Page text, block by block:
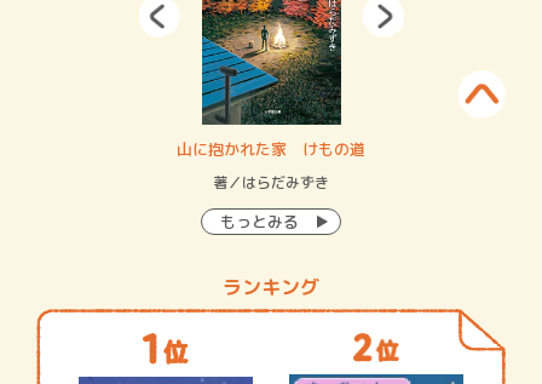
山に抱かれた家 けもの道
著／はらだみずき
もっとみる
ランキング